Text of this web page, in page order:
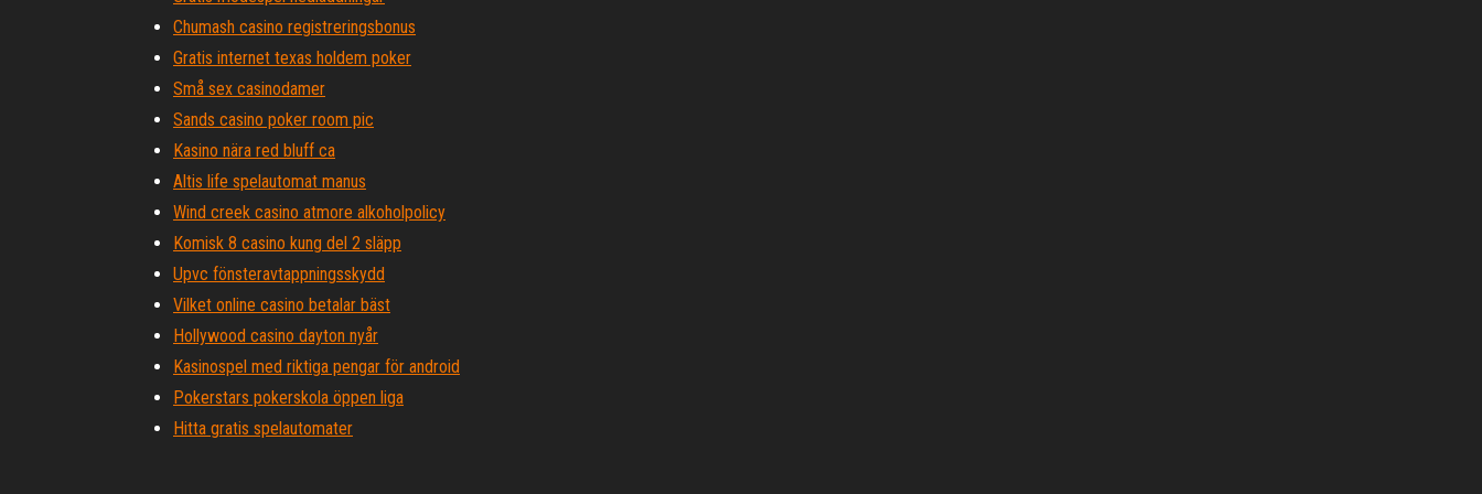
Chumash casino registreringsbonus
Gratis internet texas holdem poker
Små sex casinodamer
Sands casino poker room pic
Kasino nära red bluff ca
Altis life spelautomat manus
Wind creek casino atmore alkoholpolicy
Komisk 8 casino kung del 2 släpp
Upvc fönsteravtappningsskydd
Vilket online casino betalar bäst
Hollywood casino dayton nyår
Kasinospel med riktiga pengar för android
Pokerstars pokerskola öppen liga
Hitta gratis spelautomater